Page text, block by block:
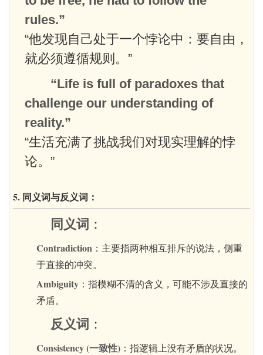
rules.”
“他发现自己处于一个悖论中：要自由，
就必须遵循规则。”
“Life is full of paradoxes that
challenge our understanding of
reality.”
“生活充满了挑战我们对现实理解的悖
论。”
5. 同义词与反义词：
同义词 ：
Contradiction ：主要指两种相互排斥的说法，侧重
于直接的冲突。
Ambiguity ：指模糊不清的含义，可能不涉及直接的
矛盾。
反义词 ：
Consistency (一致性) ：指逻辑上没有矛盾的状况。